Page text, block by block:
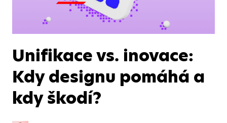
Unifikace vs. inovace:
Kdy designu pomáhá a
kdy škodí?